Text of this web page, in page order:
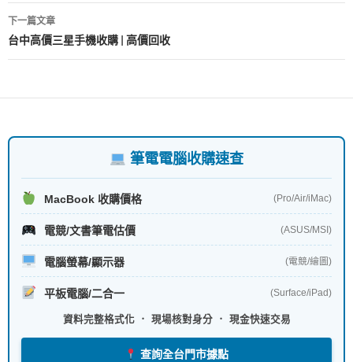
導
覽
下一篇文章
台中高價三星手機收購 | 高價回收
筆電電腦收購速查
MacBook 收購價格 (Pro/Air/iMac)
電競/文書筆電估價 (ASUS/MSI)
電腦螢幕/顯示器 (電競/繪圖)
平板電腦/二合一 (Surface/iPad)
資料完整格式化 ． 現場核對身分 ． 現金快速交易
查詢全台門市據點